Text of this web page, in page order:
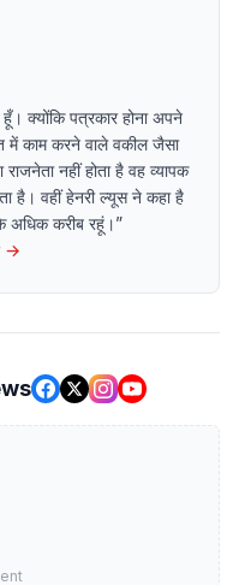
क्योंकि पत्रकार होना अपने
काम करने वाले वकील जैसा
राजनेता नहीं होता है वह व्यापक
है। वहीं हेनरी ल्यूस ने कहा है
अधिक करीब रहूं।”
→